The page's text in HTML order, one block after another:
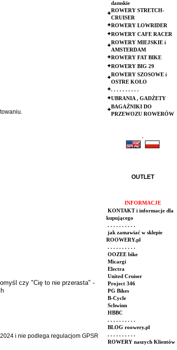
czy "Cię to nie przerasta" -
i nie podlega regulacjom GPSR
damskie
ROWERY STRETCH-
CRUISER
ROWERY LOWRIDER
ROWERY CAFE RACER
ROWERY MIEJSKIE i
AMSTERDAM
ROWERY FAT BIKE
ROWERY BIG 29
ROWERY SZOSOWE i
OSTRE KOŁO
. . . . . . . . . .
UBRANIA , GADŻETY
BAGAŻNIKI DO
PRZEWOZU ROWERÓW
.
OUTLET
INFORMACJE
KONTAKT i informacje dla
kupującego
. . . . . . . . . .
jak zamawiać w sklepie
ROOWERY.pl
. . . . . . . . . .
OOZEE bike
Micargi
Electra
United Cruiser
Project 346
PG Bikes
B-Cycle
Schwinn
HBBC
. . . . . . . . . .
BLOG roowery.pl
. . . . . . . . . .
ROWERY naszych Klientów